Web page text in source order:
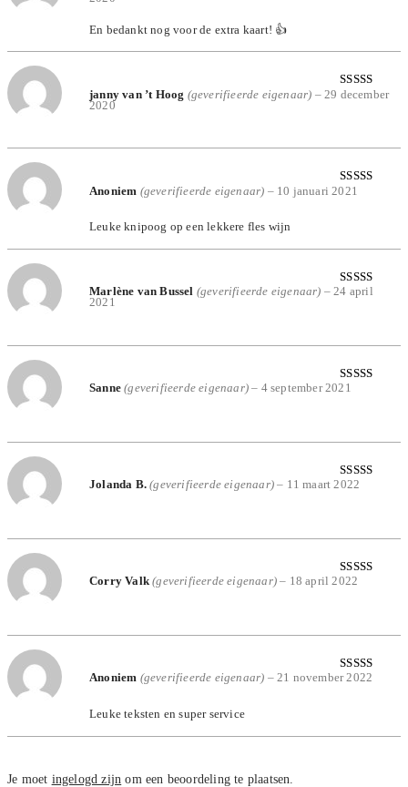
En bedankt nog voor de extra kaart! 👍
Gewaardeerd
janny van ’t Hoog (geverifieerde eigenaar) – 29 december
2020
Gewaardeerd
Anoniem (geverifieerde eigenaar) – 10 januari 2021
Leuke knipoog op een lekkere fles wijn
Gewaardeerd
Marlène van Bussel (geverifieerde eigenaar) – 24 april
2021
Gewaardeerd
Sanne(geverifieerde eigenaar) – 4 september 2021
Gewaardeerd
Jolanda B.(geverifieerde eigenaar) – 11 maart 2022
Gewaardeerd
Corry Valk(geverifieerde eigenaar) – 18 april 2022
Gewaardeerd
Anoniem (geverifieerde eigenaar) – 21 november 2022
Leuke teksten en super service
Je moet ingelogd zijn om een beoordeling te plaatsen.